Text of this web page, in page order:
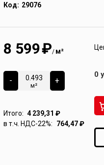
Код: 29076
8 599₽/ м²
-
м²
+
Итого: 4 239,31 ₽
в т.ч. НДС-22%:
764,47₽
0